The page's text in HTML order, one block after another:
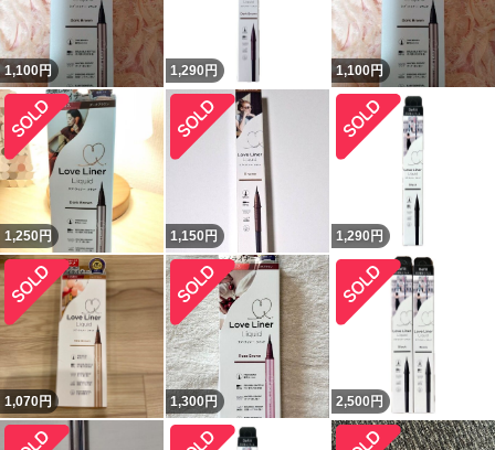
1,100円 1,290 円 1,100円
1,250 円 1,150 円 1,290 円
1,070円 1,300円 2,500 円